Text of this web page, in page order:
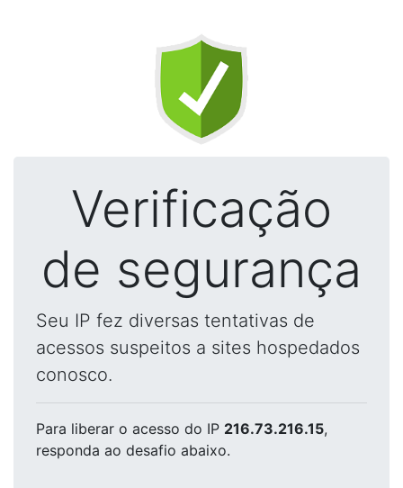
Verificação
de segurança
Seu IP fez diversas tentativas de
acessos suspeitos a sites hospedados
conosco.
Para liberar o acesso do IP 216.73.216.15,
responda ao desafio abaixo.